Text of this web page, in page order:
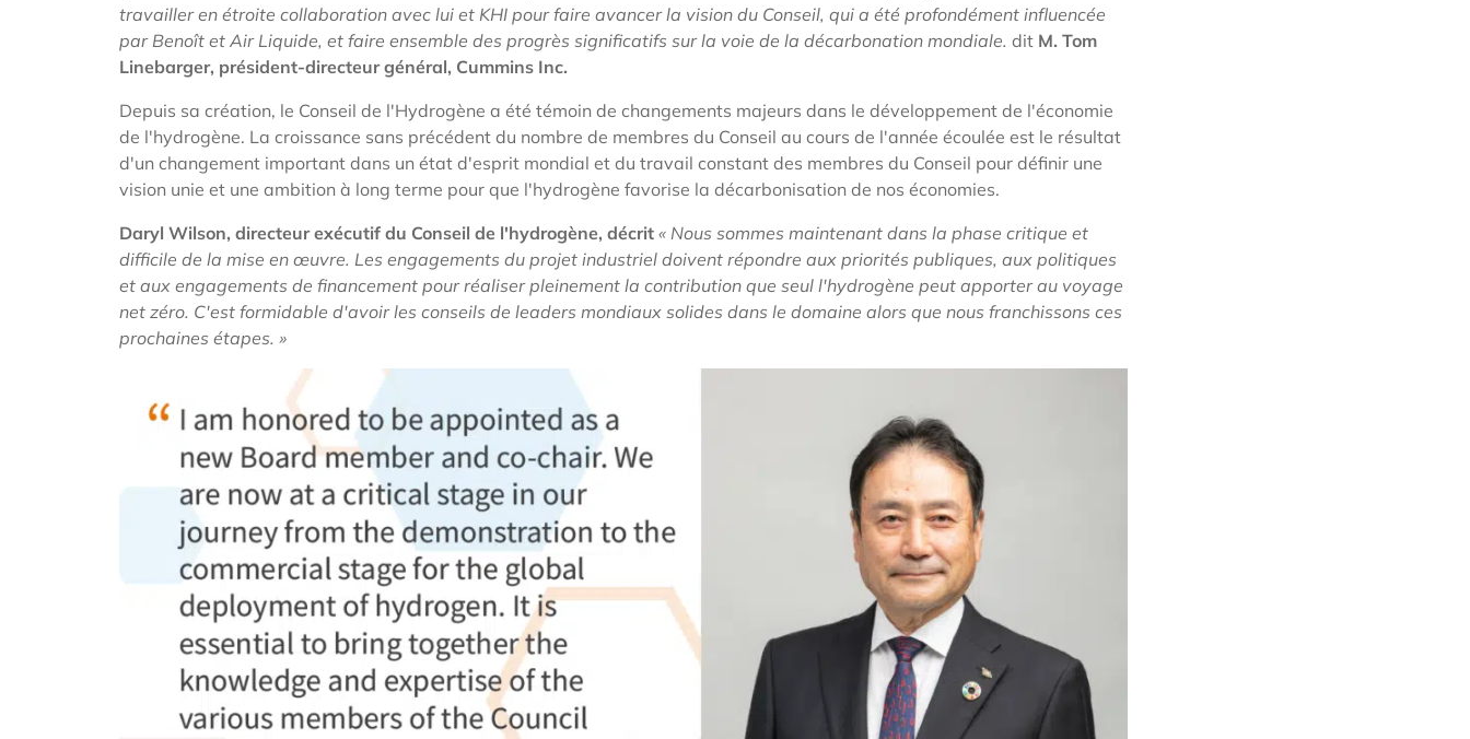
travailler en étroite collaboration avec lui et KHI pour faire avancer la vision du Conseil, qui a été profondément influencée
par Benoît et Air Liquide, et faire ensemble des progrès significatifs sur la voie de la décarbonation mondiale. dit M. Tom
Linebarger, président-directeur général, Cummins Inc.
Depuis sa création, le Conseil de l'Hydrogène a été témoin de changements majeurs dans le développement de l'économie
de l'hydrogène. La croissance sans précédent du nombre de membres du Conseil au cours de l'année écoulée est le résultat
d'un changement important dans un état d'esprit mondial et du travail constant des membres du Conseil pour définir une
vision unie et une ambition à long terme pour que l'hydrogène favorise la décarbonisation de nos économies.
Daryl Wilson, directeur exécutif du Conseil de l'hydrogène, décrit« Nous sommes maintenant dans la phase critique et
difficile de la mise en œuvre. Les engagements du projet industriel doivent répondre aux priorités publiques, aux politiques
et aux engagements de financement pour réaliser pleinement la contribution que seul l'hydrogène peut apporter au voyage
net zéro. C'est formidable d'avoir les conseils de leaders mondiaux solides dans le domaine alors que nous franchissons ces
prochaines étapes. »